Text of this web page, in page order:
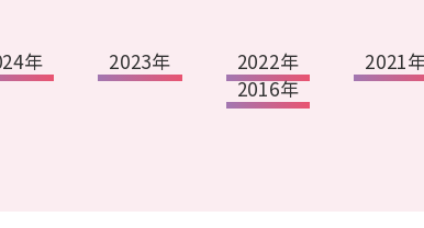
年 2023年 2022年 2021
2016年